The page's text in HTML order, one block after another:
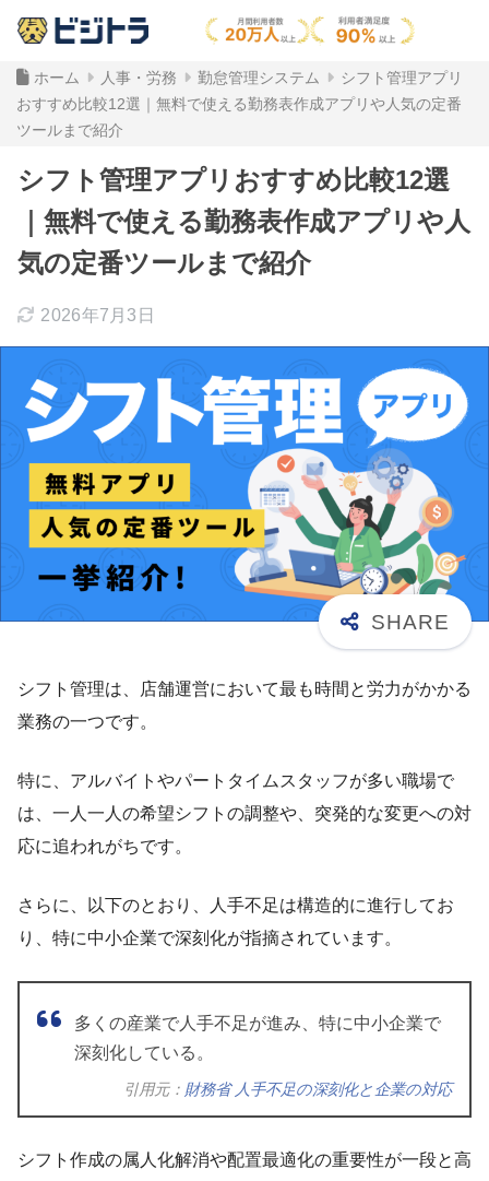
ホーム 人事・労務 勤怠管理システム
シフト管理アプリ
おすすめ比較12選｜無料で使える勤務表作成アプリや人気の定番
ツールまで紹介
シフト管理アプリおすすめ比較12選
｜無料で使える勤務表作成アプリや人
気の定番ツールまで紹介
2026年7月3日
シフト管理は、店舗運営において最も時間と労力がかかる
業務の一つです。
特に、アルバイトやパートタイムスタッフが多い職場で
は、一人一人の希望シフトの調整や、突発的な変更への対
応に追われがちです。
さらに、以下のとおり、人手不足は構造的に進行してお
り、特に中小企業で深刻化が指摘されています。
多くの産業で人手不足が進み、特に中小企業で
深刻化している。
引用元： 財務省 人手不足の深刻化と企業の対応
シフト作成の属人化解消や配置最適化の重要性が一段と高